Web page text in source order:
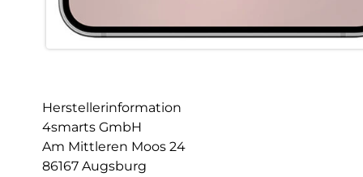
Herstellerinformation
4smarts GmbH
Am Mittleren Moos 24
86167 Augsburg